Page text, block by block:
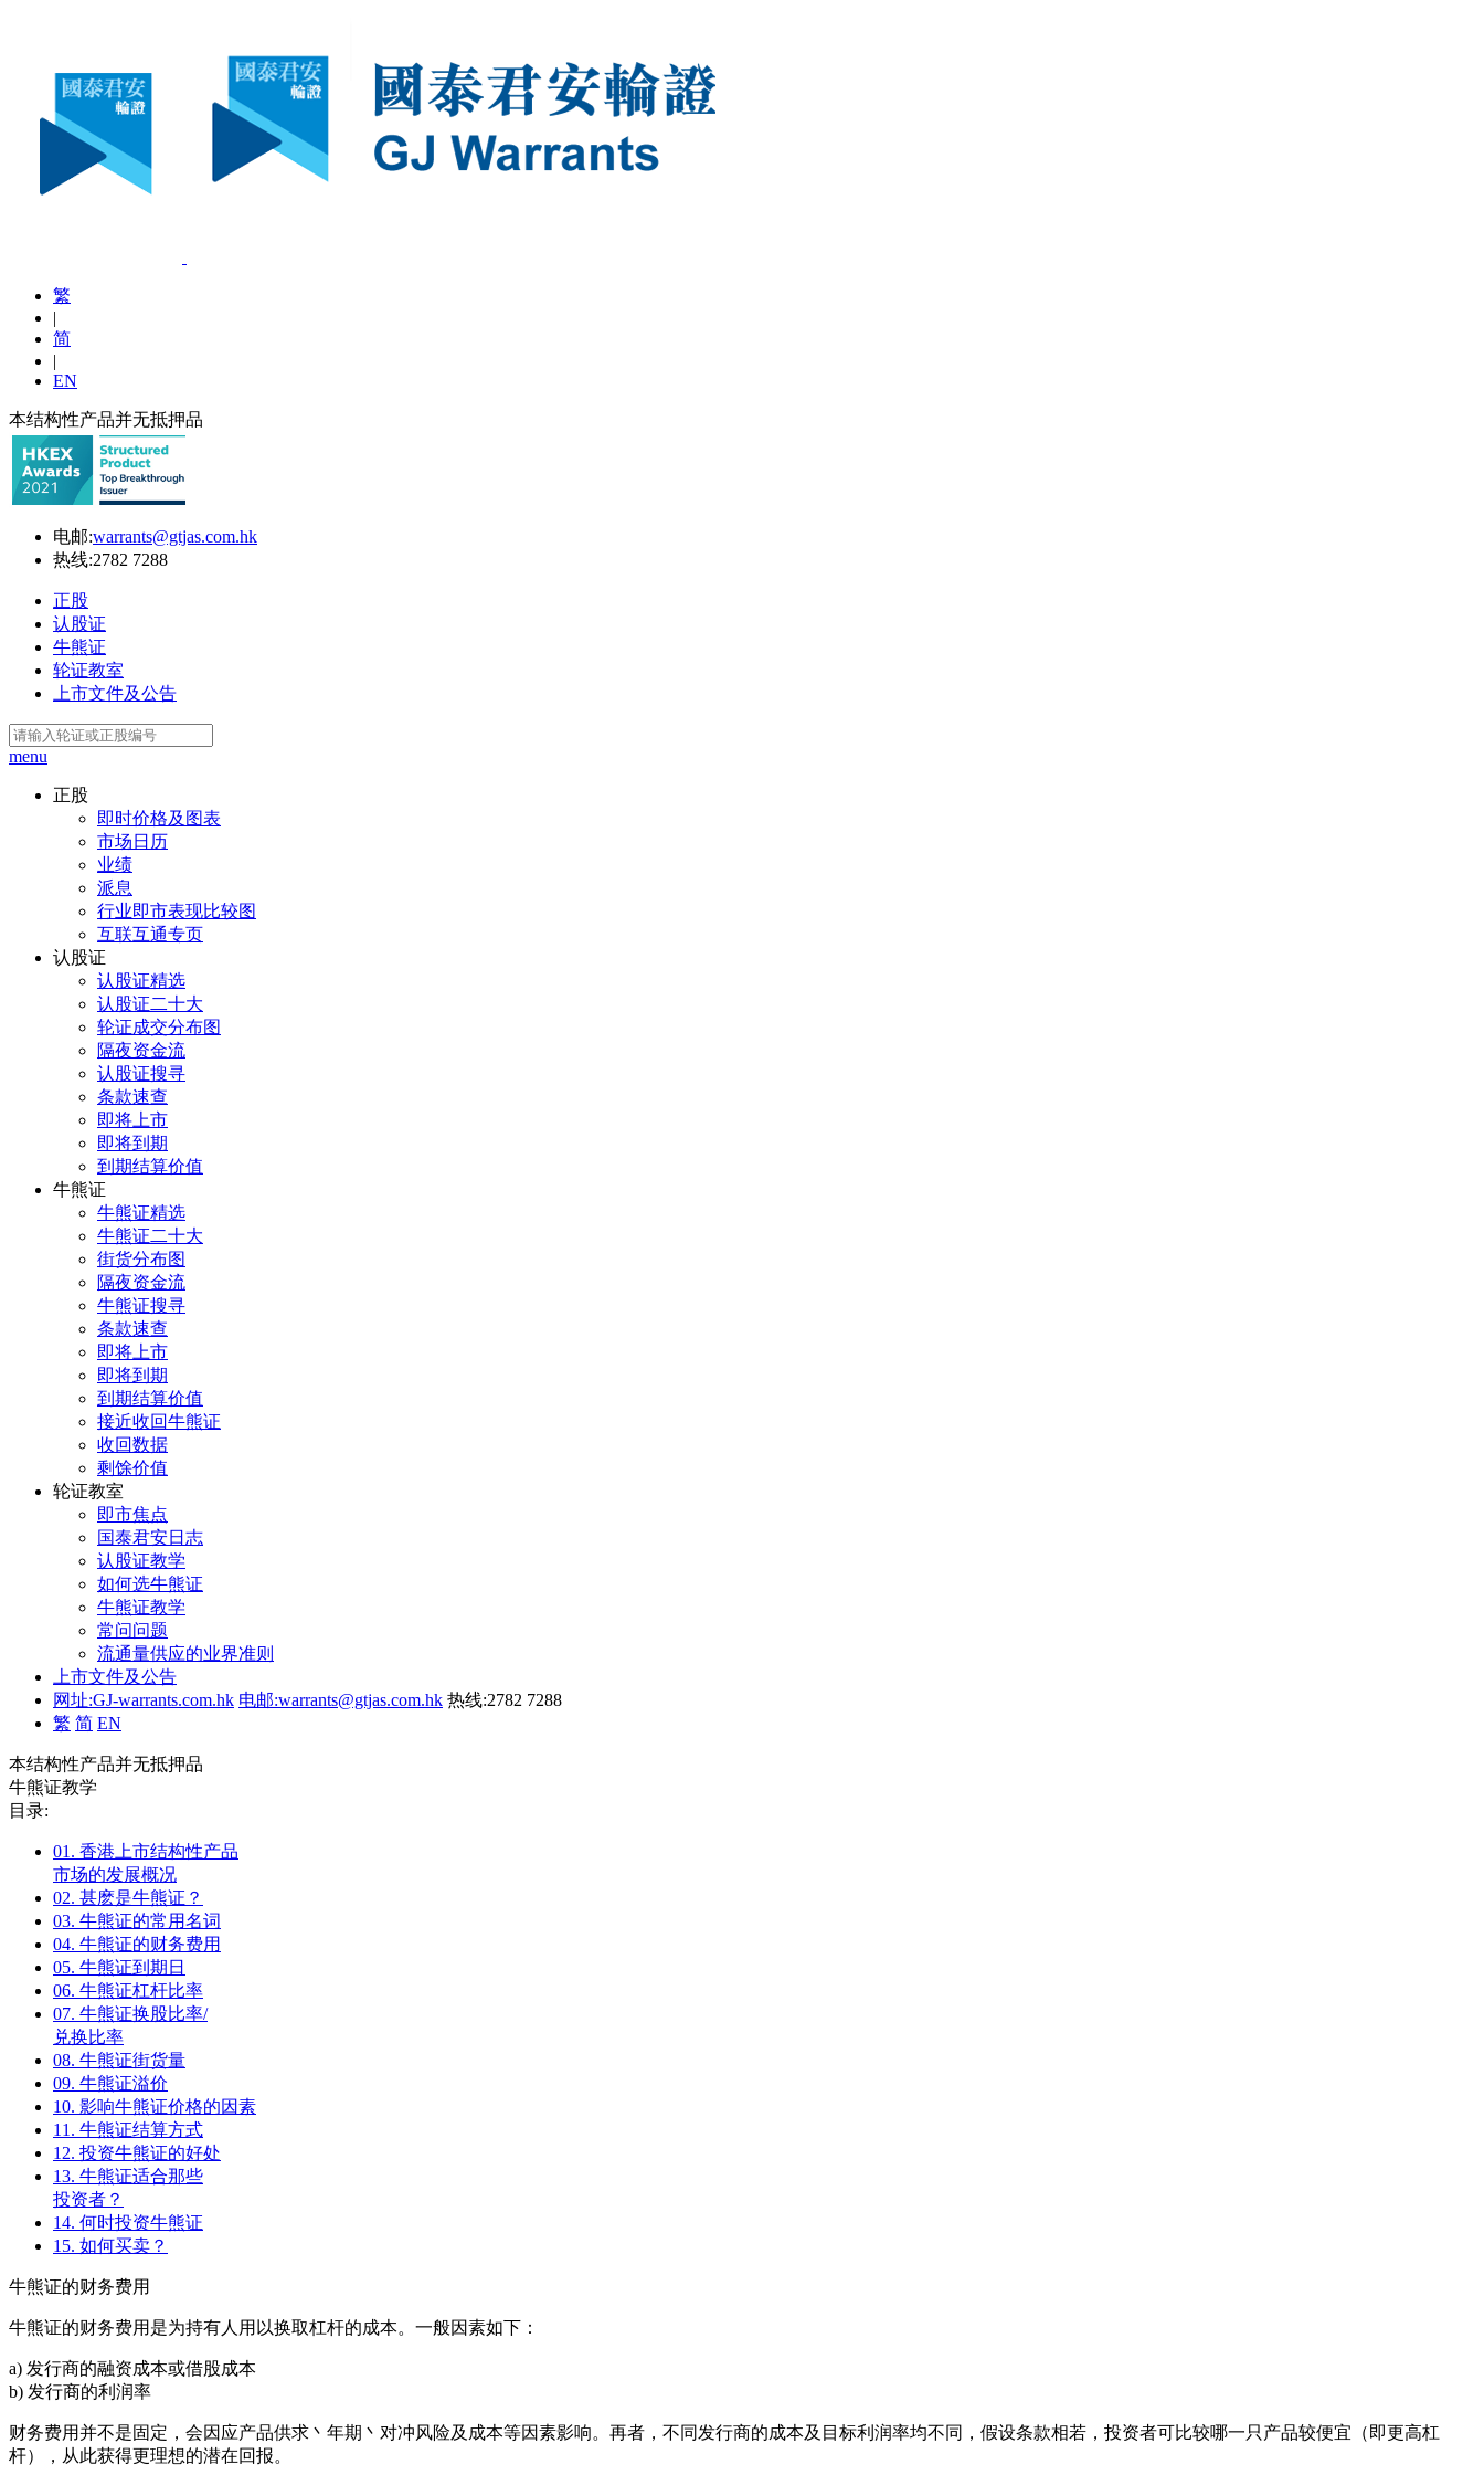
繁
|
简
|
EN
本结构性产品并无抵押品
电邮:warrants@gtjas.com.hk
热线:2782 7288
正股
认股证
牛熊证
轮证教室
上市文件及公告
menu
正股
即时价格及图表
市场日历
业绩
派息
行业即市表现比较图
互联互通专页
认股证
认股证精选
认股证二十大
轮证成交分布图
隔夜资金流
认股证搜寻
条款速查
即将上市
即将到期
到期结算价值
牛熊证
牛熊证精选
牛熊证二十大
街货分布图
隔夜资金流
牛熊证搜寻
条款速查
即将上市
即将到期
到期结算价值
接近收回牛熊证
收回数据
剩馀价值
轮证教室
即市焦点
国泰君安日志
认股证教学
如何选牛熊证
牛熊证教学
常问问题
流通量供应的业界准则
上市文件及公告
网址:GJ-warrants.com.hk 电邮:warrants@gtjas.com.hk 热线:2782 7288
繁 简 EN
本结构性产品并无抵押品
牛熊证教学
目录:
01. 香港上市结构性产品
市场的发展概况
02. 甚麽是牛熊证？
03. 牛熊证的常用名词
04. 牛熊证的财务费用
05. 牛熊证到期日
06. 牛熊证杠杆比率
07. 牛熊证换股比率/
兑换比率
08. 牛熊证街货量
09. 牛熊证溢价
10. 影响牛熊证价格的因素
11. 牛熊证结算方式
12. 投资牛熊证的好处
13. 牛熊证适合那些
投资者？
14. 何时投资牛熊证
15. 如何买卖？
牛熊证的财务费用
牛熊证的财务费用是为持有人用以换取杠杆的成本。一般因素如下：
a) 发行商的融资成本或借股成本
b) 发行商的利润率
财务费用并不是固定，会因应产品供求丶年期丶对冲风险及成本等因素影响。再者，不同发行商的成本及目标利润率均不同，假设条款相若，投资者可比较哪一只产品较便宜（即更高杠
杆），从此获得更理想的潜在回报。